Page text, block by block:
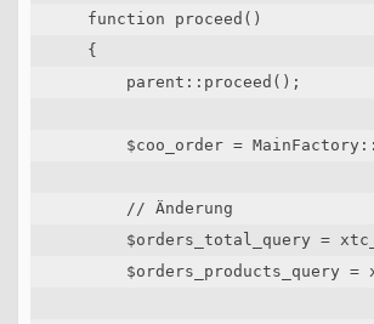
    function proceed()
    {
        parent::proceed();
$coo_order =
        // Änderung
$orders_total_query =
$orders_products_query =